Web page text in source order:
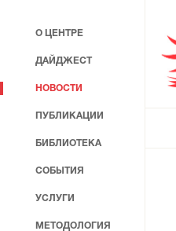
О ЦЕНТРЕ
ДАЙДЖЕСТ
НОВОСТИ
ПУБЛИКАЦИИ
БИБЛИОТЕКА
СОБЫТИЯ
УСЛУГИ
МЕТОДОЛОГИЯ